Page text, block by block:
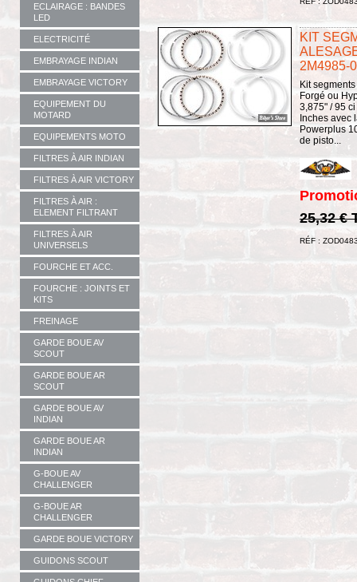
ECLAIRAGE : BANDES
LED
ELECTRICITÉ
EMBRAYAGE INDIAN
EMBRAYAGE VICTORY
EQUIPEMENT DU
MOTARD
EQUIPEMENTS MOTO
FILTRES À AIR INDIAN
FILTRES À AIR VICTORY
FILTRES À AIR :
ELEMENT FILTRANT
FILTRES À AIR
UNIVERSELS
FOURCHE ET ACC.
FOURCHE : JOINTS ET
KITS
FREINAGE
GARDE BOUE AV
SCOUT
GARDE BOUE AR
SCOUT
GARDE BOUE AV
INDIAN
GARDE BOUE AR
INDIAN
G-BOUE AV
CHALLENGER
G-BOUE AR
CHALLENGER
GARDE BOUE VICTORY
GUIDONS SCOUT
KIT
2M4985-
Kit
Forgé ou
3,875" / 95
Inches avec
Powerplus
de pisto...
25,32 €
RÉF :